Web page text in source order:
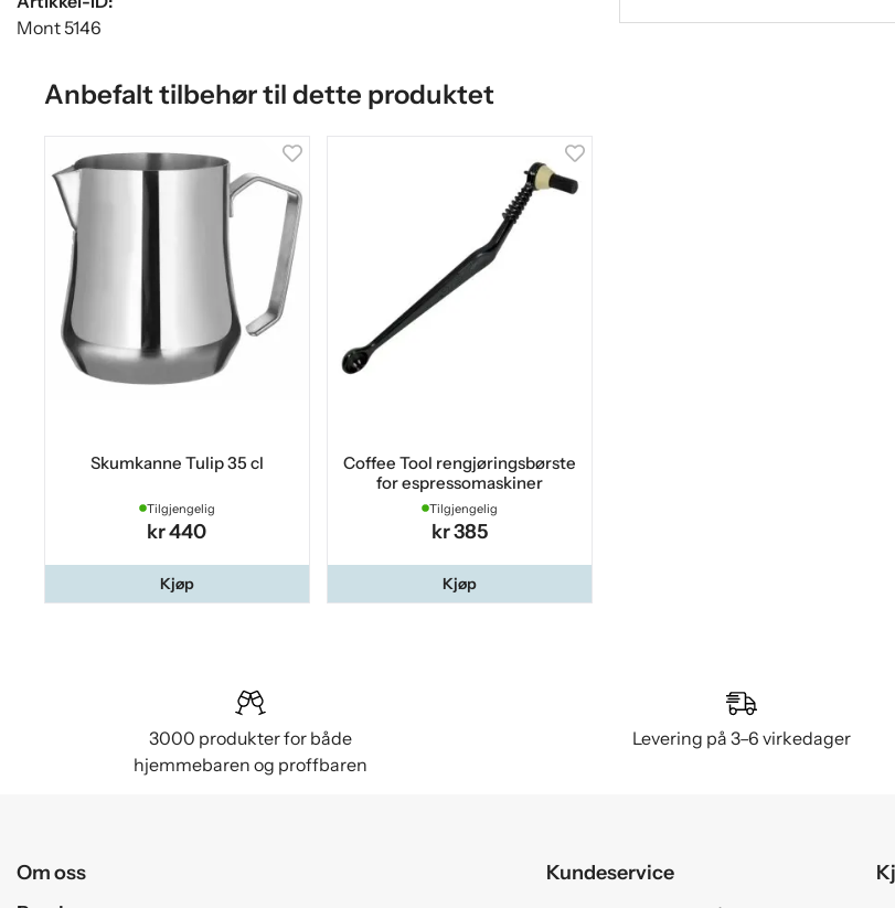
Mont 5146
Anbefalt tilbehør til dette produktet
Skumkanne Tulip 35 cl
Tilgjengelig
kr 440
Kjøp
Coffee Tool rengjøringsbørste
for espressomaskiner
Tilgjengelig
kr 385
Kjøp
3000 produkter for både
hjemmebaren og proffbaren
Levering på 3–6 virkedager
Om oss
Kundeservice